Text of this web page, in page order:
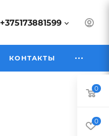
+375173881599
КОНТАКТЫ
0
0